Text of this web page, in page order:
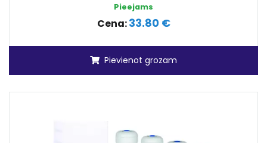
Pieejams
Cena:33.80 €
Pievienot grozam